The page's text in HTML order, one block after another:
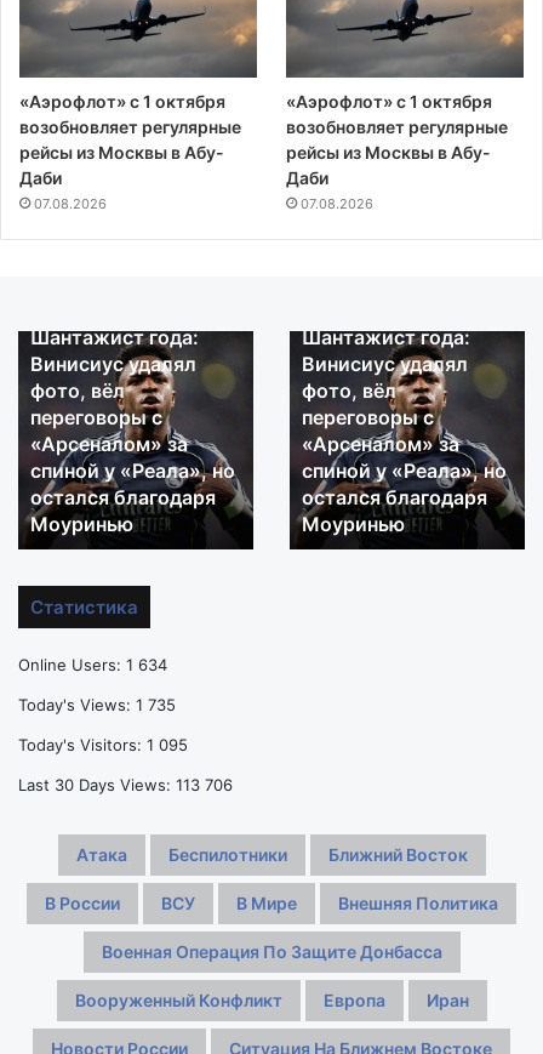
«Аэрофлот» с 1 октября
возобновляет регулярные
рейсы из Москвы в Абу-
Даби
07.08.2026
«Аэрофлот» с 1 октября
возобновляет регулярные
рейсы из Москвы в Абу-
Даби
07.08.2026
Шантажист
года:
Винисиус
удалял
фото,
вёл
переговоры
с
«Арсеналом»
спиной
но
остался
Моуринью
Шантажист года:
Винисиус удалял
фото, вёл
переговоры с
«Арсеналом» за
спиной у «Реала», но
остался благодаря
Моуринью
Шантажист
года:
Винисиус
удалял
фото,
вёл
переговоры
с
«Арсеналом»
Шантажист года:
Винисиус удалял
фото, вёл
переговоры с
«Арсеналом» за
спиной у «Реала», но
остался благодаря
Моуринью
Статистика
Online Users: 1 634
Today's Views: 1 735
Today's Visitors: 1 095
Last 30 Days Views: 113 706
Атака Беспилотники Ближний Восток
В России ВСУ В Мире Внешняя Политика
Военная Операция По Защите Донбасса
Вооруженный Конфликт Европа Иран
Новости России Ситуация На Ближнем Востоке